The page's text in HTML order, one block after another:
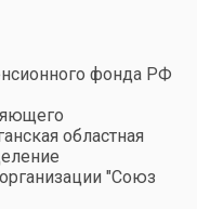
фонда РФ
областная
"Союз